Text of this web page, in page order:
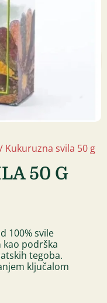
/ Kukuruzna svila 50 g
50 G
100% svile
podrška
tegoba.
ključalom